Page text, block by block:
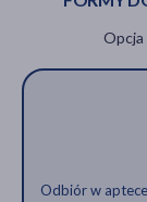
Opcja
Odbiór w aptece